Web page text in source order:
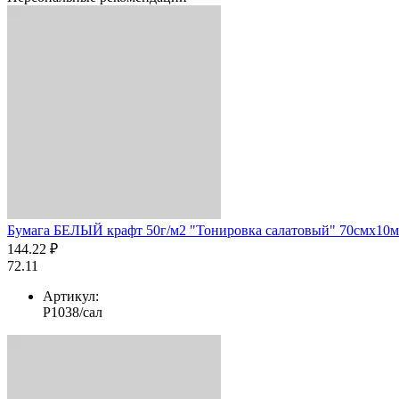
Бумага БЕЛЫЙ крафт 50г/м2 "Тонировка салатовый"
144.22 ₽
72.11
Артикул:
Р1038/сал